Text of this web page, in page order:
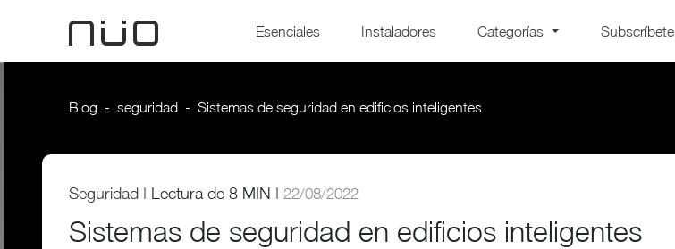
Esenciales Instaladores Categorías Subscríbete
Blog seguridad Sistemas de seguridad en edificios inteligentes
Seguridad | Lectura de 8 MIN | 22/08/2022
Sistemas de seguridad en edificios inteligentes